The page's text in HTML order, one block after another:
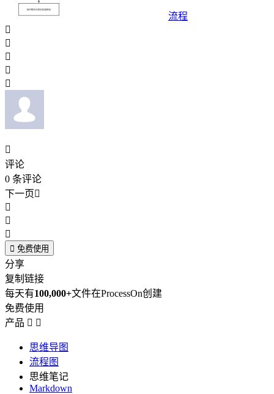
流程






评论
0 条评论
下一页



 免费使用
分享
复制链接
每天有100,000+文件在ProcessOn创建
免费使用
产品  
思维导图
流程图
思维笔记
Markdown